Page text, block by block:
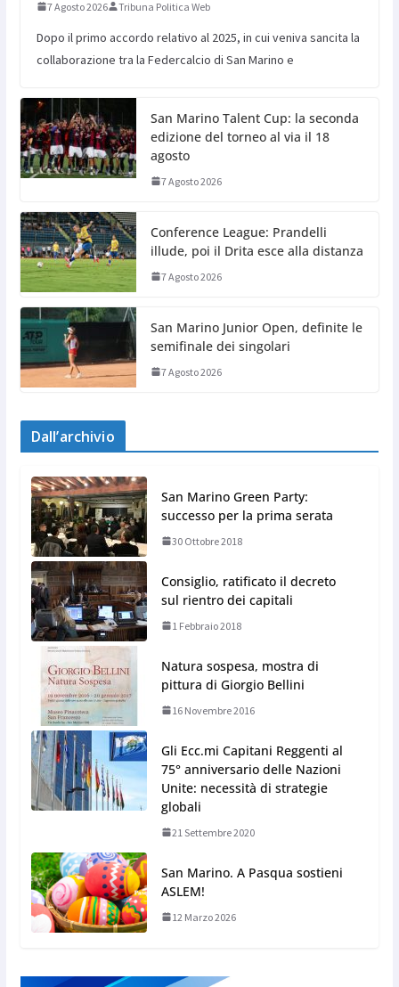
7 Agosto 2026 Tribuna Politica Web
Dopo il primo accordo relativo al 2025, in cui veniva sancita la
collaborazione tra la Federcalcio di San Marino e
San Marino Talent Cup: la seconda
edizione del torneo al via il 18
agosto
7 Agosto 2026
Conference League: Prandelli
illude, poi il Drita esce alla distanza
7 Agosto 2026
San Marino Junior Open, definite le
semifinale dei singolari
7 Agosto 2026
Dall’archivio
San Marino Green Party:
successo per la prima serata
30 Ottobre 2018
Consiglio, ratificato il decreto
sul rientro dei capitali
1 Febbraio 2018
Natura sospesa, mostra di
pittura di Giorgio Bellini
16 Novembre 2016
Gli Ecc.mi Capitani Reggenti al
75° anniversario delle Nazioni
Unite: necessità di strategie
globali
21 Settembre 2020
San Marino. A Pasqua sostieni
ASLEM!
12 Marzo 2026